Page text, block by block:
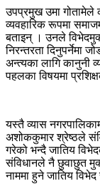
उपप्रमुख उमा गोतामेले
व्यवहारिक रूपमा
बताइन् । उनले
निरन्तरता दिनुपर्नेमा
अन्त्यका लागि कानुनी
पहलका विषयमा
यस्तै व्यास
अशोककुमार श्रेष्ठले
गरेको भन्दै जातिय
संविधानले नै छुवाछुत
नाममा हुने जातिय